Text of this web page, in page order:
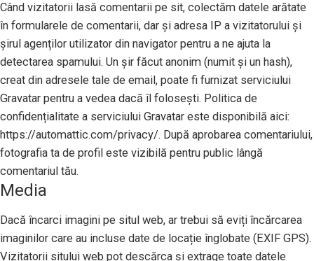
Când vizitatorii lasă comentarii pe sit, colectăm datele arătate
în formularele de comentarii, dar și adresa IP a vizitatorului și
șirul agenților utilizator din navigator pentru a ne ajuta la
detectarea spamului. Un șir făcut anonim (numit și un hash),
creat din adresele tale de email, poate fi furnizat serviciului
Gravatar pentru a vedea dacă îl folosești. Politica de
confidențialitate a serviciului Gravatar este disponibilă aici:
https://automattic.com/privacy/. După aprobarea comentariului,
fotografia ta de profil este vizibilă pentru public lângă
comentariul tău.
Media
Dacă încarci imagini pe situl web, ar trebui să eviți încărcarea
imaginilor care au incluse date de locație înglobate (EXIF GPS).
Vizitatorii sitului web pot descărca și extrage toate datele